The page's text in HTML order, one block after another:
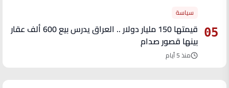
05
سياسة
قيمتها 150 مليار دولار .. العراق يدرس بيع 600 ألف عقار
بينها قصور صدام
منذ 5 أيام